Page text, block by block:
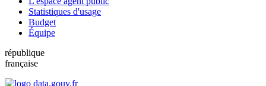
Statistiques d'usage
Budget
Équipe
république
française